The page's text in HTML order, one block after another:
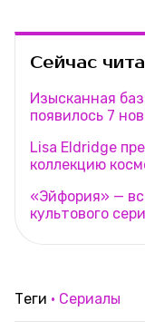
Сейчас
Изысканная
появилось 7
Lisa Eldridge
коллекцию
«Эйфория» —
культового
Теги Сериалы